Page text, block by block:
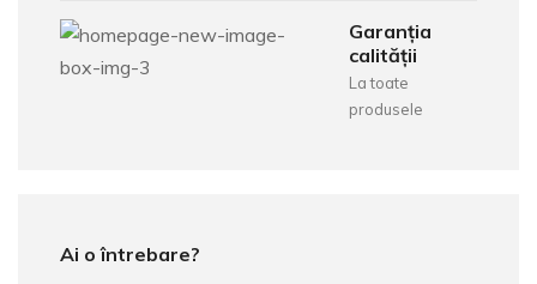
Garanția
calității
La toate
produsele
Ai o întrebare?